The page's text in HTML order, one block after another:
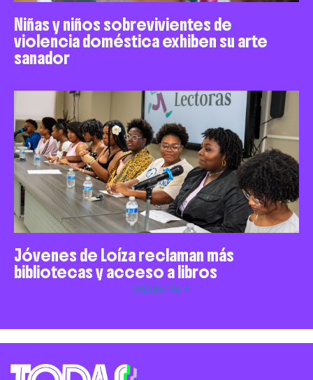
Niñas y niños sobrevivientes de
violencia doméstica exhiben su arte
sanador
Jóvenes de Loíza reclaman más
bibliotecas y acceso a libros
Siguiente »